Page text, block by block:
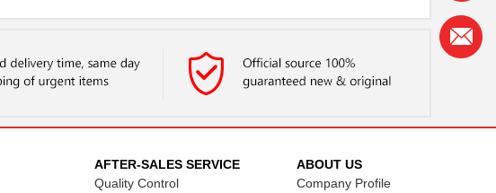
AFTER-SALES SERVICE
Quality Control
ABOUT US
Company Profile